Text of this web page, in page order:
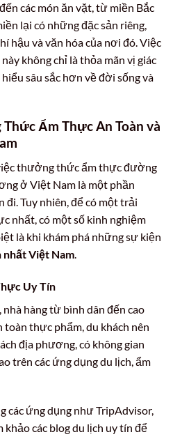
các món ăn vặt, từ miền Bắc
lại có những đặc sản riêng,
hậu và văn hóa của nơi đó. Việc
không chỉ là thỏa mãn vị giác
sâu sắc hơn về đời sống và
Ẩm Thực An Toàn và
thưởng thức ẩm thực đường
ở Việt Nam là một phần
đi. Tuy nhiên, để có một trải
nhất, có một số kinh nghiệm
là khi khám phá những sự kiện
Việt Nam.
Uy Tín
hàng từ bình dân đến cao
toàn thực phẩm, du khách nên
địa phương, có không gian
trên các ứng dụng du lịch, ẩm
các ứng dụng như TripAdvisor,
khảo các blog du lịch uy tín để